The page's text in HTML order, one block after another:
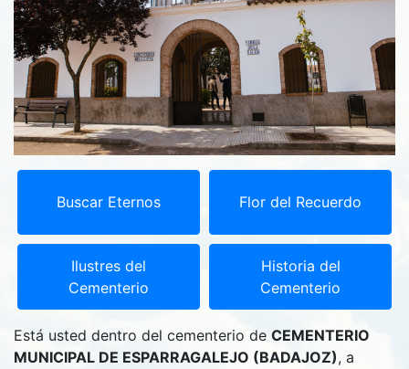
Buscar Eternos Flor del Recuerdo
Ilustres del
Cementerio
Historia del
Cementerio
Está usted dentro del cementerio de CEMENTERIO
MUNICIPAL DE ESPARRAGALEJO (BADAJOZ), a